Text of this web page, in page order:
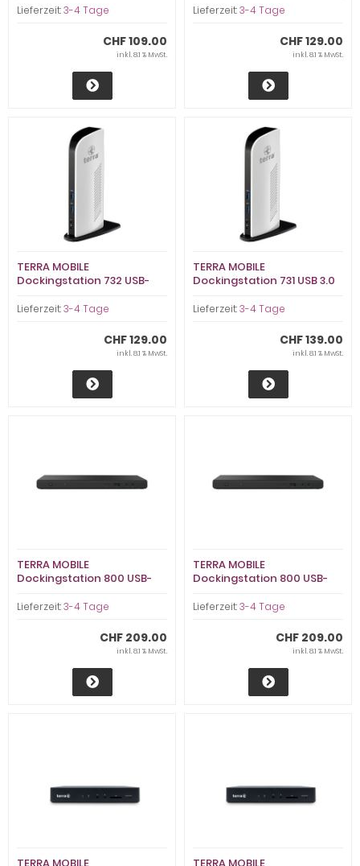
DOCKING)
Lieferzeit:3-4 Tage
CHF 109.00
inkl. 8.1 % MwSt.
Lieferzeit:3-4 Tage
CHF 129.00
inkl. 8.1 % MwSt.
TERRA MOBILE
Dockingstation 732 USB-
DOCKING 732)
Lieferzeit:3-4 Tage
CHF 129.00
inkl. 8.1 % MwSt.
TERRA MOBILE
Dockingstation 731 USB 3.0
(HDU3200D1EWRM00)
Lieferzeit:3-4 Tage
CHF 139.00
inkl. 8.1 % MwSt.
TERRA MOBILE
Dockingstation 800 USB-
Lieferzeit:3-4 Tage
CHF 209.00
inkl. 8.1 % MwSt.
TERRA MOBILE
Dockingstation 800 USB-
DOCKINGSTATION)
Lieferzeit:3-4 Tage
CHF 209.00
inkl. 8.1 % MwSt.